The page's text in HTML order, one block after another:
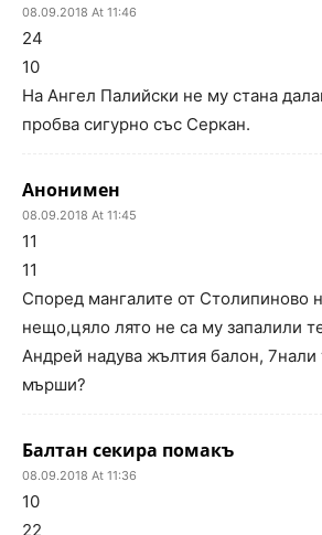
08.09.2018 At 11:46
24
10
На Ангел Палийски не му стана
пробва сигурно със Серкан.
Анонимен
08.09.2018 At 11:45
11
11
Според мангалите от Столипиново
нещо,цяло лято не са му запалили
Андрей надува жълтия балон, 7нали
мърши?
Балтан секира помакъ
08.09.2018 At 11:36
10
22